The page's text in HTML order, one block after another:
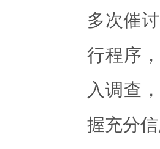
多次催
行程序
入调查
握充分